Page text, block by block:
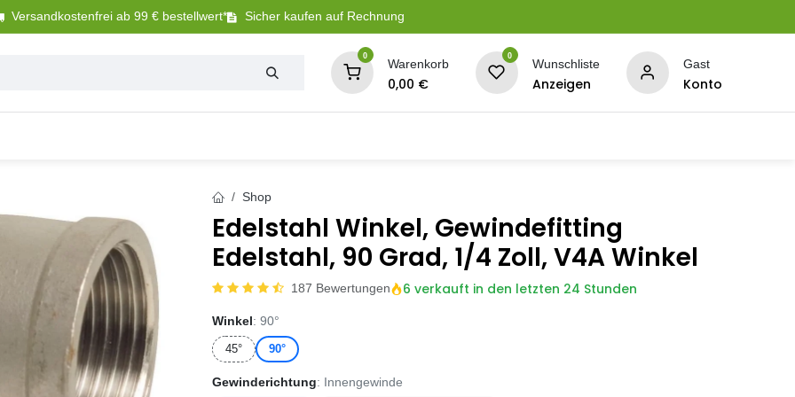
Versandkostenfrei ab 99 € bestellwert* Sicher kaufen auf Rechnung
0
Warenkorb
0,00 €
0
Wunschliste
Anzeigen
Gast
Konto
Shop
Edelstahl Winkel, Gewindefitting
Edelstahl, 90 Grad, 1/4 Zoll, V4A Winkel
187 Bewertungen 6 verkauft in den letzten 24 Stunden
Winkel: 90°
45° 90°
Gewinderichtung: Innengewinde